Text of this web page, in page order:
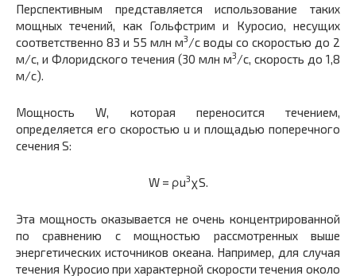
Перспективным представляется использование таких
мощных течений, как Гольфстрим и Куросио, несущих
соответственно 83 и 55 млн м3 /с воды со скоростью до 2
м/с, и Флоридского течения (30 млн м3 /с, скорость до 1,8
м/с).
Мощность W, которая переносится течением,
определяется его скоростью u и площадью поперечного
сечения S:
W = ρu3χS.
Эта мощность оказывается не очень концентрированной
по сравнению с мощностью рассмотренных выше
энергетических источников океана. Например, для случая
течения Куросио при характерной скорости течения около